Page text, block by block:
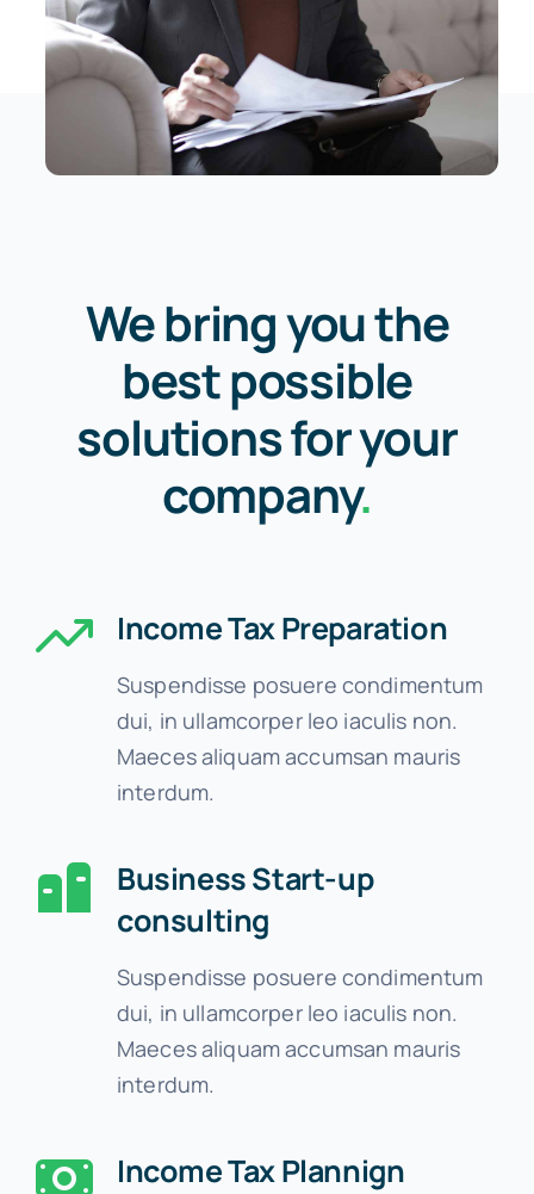
We bring you the
best possible
solutions for your
company.
Income Tax Preparation
Suspendisse posuere condimentum
dui, in ullamcorper leo iaculis non.
Maeces aliquam accumsan mauris
interdum.
Business Start-up
consulting
Suspendisse posuere condimentum
dui, in ullamcorper leo iaculis non.
Maeces aliquam accumsan mauris
interdum.
Income Tax Plannign